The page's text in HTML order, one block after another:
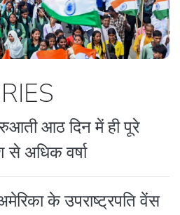
आठ दिन में ही पूरे
से अधिक वर्षा
के उपराष्ट्रपति वेंस